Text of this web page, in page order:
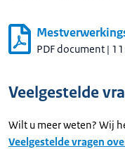
PDF document |
Veelgestelde
Wilt u meer weten? Wij
Veelgestelde vragen